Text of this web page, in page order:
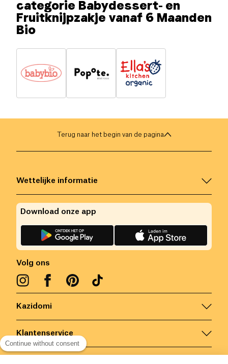
categorie Babydessert- en
Fruitknijpzakje vanaf 6 Maanden
Bio
Terug naar het begin van de pagina
Kazidomi
Klantenservice
Wettelijke informatie
Volg ons
Download onze app
Continue without consent